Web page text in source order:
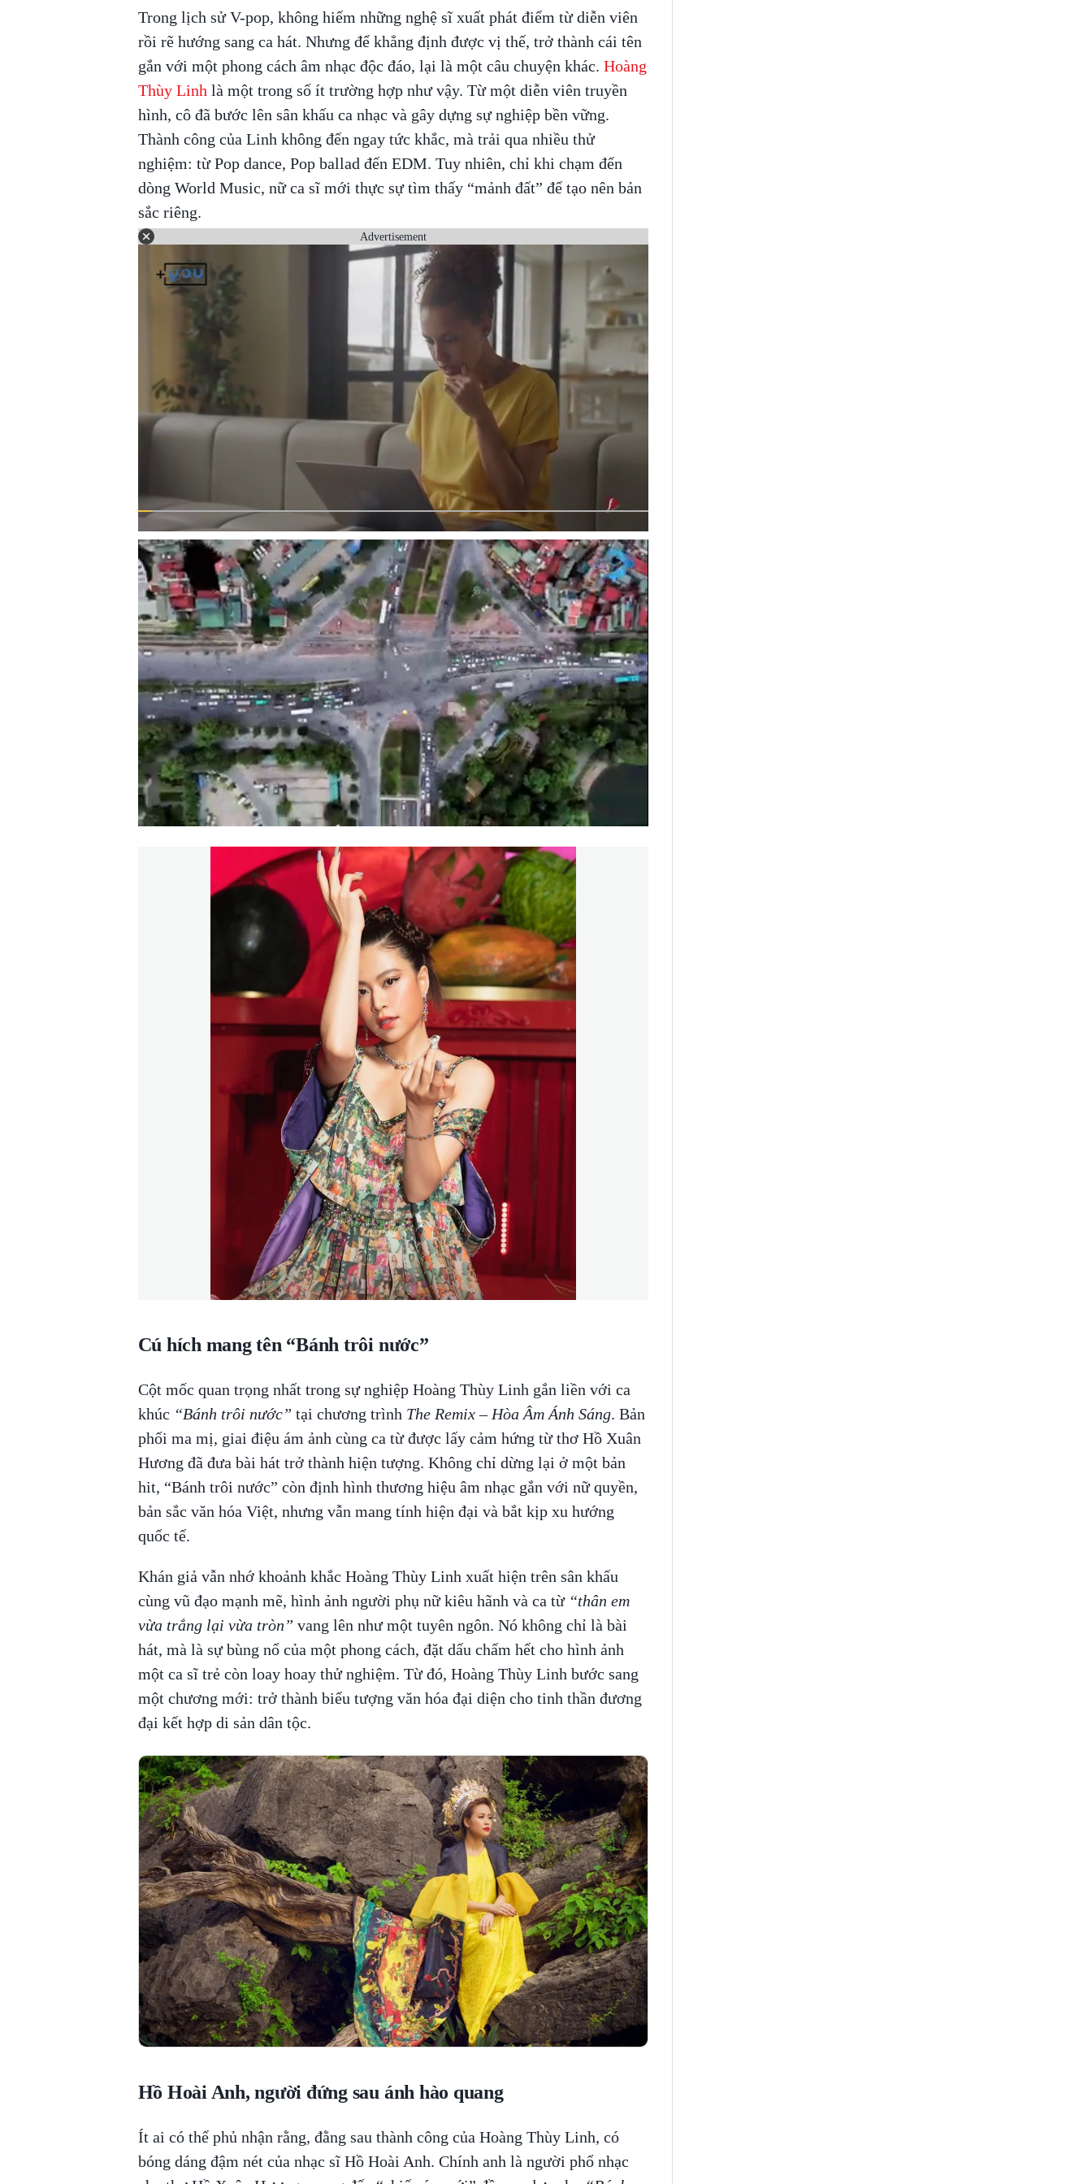
Trong lịch sử V-pop, không hiếm những nghệ sĩ xuất phát điểm từ diễn viên
rồi rẽ hướng sang ca hát. Nhưng để khẳng định được vị thế, trở thành cái tên
gắn với một phong cách âm nhạc độc đáo, lại là một câu chuyện khác. Hoàng
Thùy Linh là một trong số ít trường hợp như vậy. Từ một diễn viên truyền
hình, cô đã bước lên sân khấu ca nhạc và gây dựng sự nghiệp bền vững.
Thành công của Linh không đến ngay tức khắc, mà trải qua nhiều thử
nghiệm: từ Pop dance, Pop ballad đến EDM. Tuy nhiên, chỉ khi chạm đến
dòng World Music, nữ ca sĩ mới thực sự tìm thấy “mảnh đất” để tạo nên bản
sắc riêng.
Advertisement
Cú hích mang tên “Bánh trôi nước”
Cột mốc quan trọng nhất trong sự nghiệp Hoàng Thùy Linh gắn liền với ca
khúc “Bánh trôi nước” tại chương trình The Remix – Hòa Âm Ánh Sáng. Bản
phối ma mị, giai điệu ám ảnh cùng ca từ được lấy cảm hứng từ thơ Hồ Xuân
Hương đã đưa bài hát trở thành hiện tượng. Không chỉ dừng lại ở một bản
hit, “Bánh trôi nước” còn định hình thương hiệu âm nhạc gắn với nữ quyền,
bản sắc văn hóa Việt, nhưng vẫn mang tính hiện đại và bắt kịp xu hướng
quốc tế.
Khán giả vẫn nhớ khoảnh khắc Hoàng Thùy Linh xuất hiện trên sân khấu
cùng vũ đạo mạnh mẽ, hình ảnh người phụ nữ kiêu hãnh và ca từ “thân em
vừa trắng lại vừa tròn” vang lên như một tuyên ngôn. Nó không chỉ là bài
hát, mà là sự bùng nổ của một phong cách, đặt dấu chấm hết cho hình ảnh
một ca sĩ trẻ còn loay hoay thử nghiệm. Từ đó, Hoàng Thùy Linh bước sang
một chương mới: trở thành biểu tượng văn hóa đại diện cho tinh thần đương
đại kết hợp di sản dân tộc.
Hồ Hoài Anh, người đứng sau ánh hào quang
Ít ai có thể phủ nhận rằng, đằng sau thành công của Hoàng Thùy Linh, có
bóng dáng đậm nét của nhạc sĩ Hồ Hoài Anh. Chính anh là người phổ nhạc